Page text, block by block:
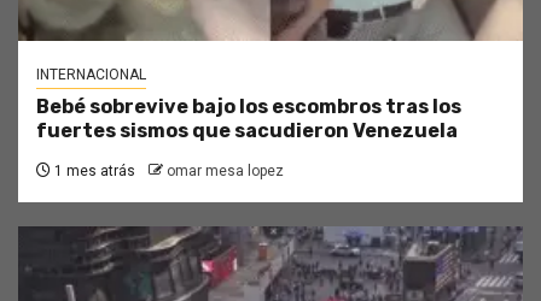
INTERNACIONAL
Bebé sobrevive bajo los escombros tras los
fuertes sismos que sacudieron Venezuela
1 mes atrás omar mesa lopez